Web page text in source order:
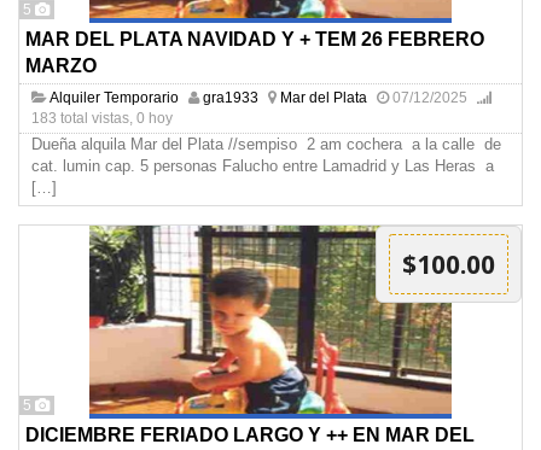
5
MAR DEL PLATA NAVIDAD Y + TEM 26 FEBRERO
MARZO
Alquiler Temporario gra1933 Mar del Plata
07/12/2025
183 total vistas, 0 hoy
Dueña alquila Mar del Plata //sempiso 2 am cochera a la calle de
cat. lumin cap. 5 personas Falucho entre Lamadrid y Las Heras a
[…]
5
$100.00
DICIEMBRE FERIADO LARGO Y ++ EN MAR DEL